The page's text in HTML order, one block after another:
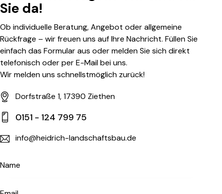
Sie da!
Ob individuelle Beratung, Angebot oder allgemeine
Rückfrage – wir freuen uns auf Ihre Nachricht. Füllen Sie
einfach das Formular aus oder melden Sie sich direkt
telefonisch oder per E-Mail bei uns.
Wir melden uns schnellstmöglich zurück!
Dorfstraße 1, 17390 Ziethen
0151 - 124 799 75
info@heidrich-landschaftsbau.de